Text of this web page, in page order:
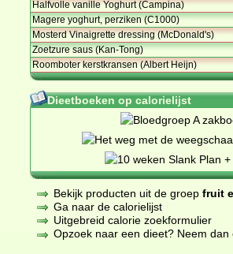
Halfvolle vanille Yoghurt (Campina)
Magere yoghurt, perziken (C1000)
Mosterd Vinaigrette dressing (McDonald's)
Zoetzure saus (Kan-Tong)
Roomboter kerstkransen (Albert Heijn)
Dieetboeken op calorielijst
Bekijk producten uit de groep fruit
Ga naar de calorielijst
Uitgebreid calorie zoekformulier
Opzoek naar een dieet? Neem